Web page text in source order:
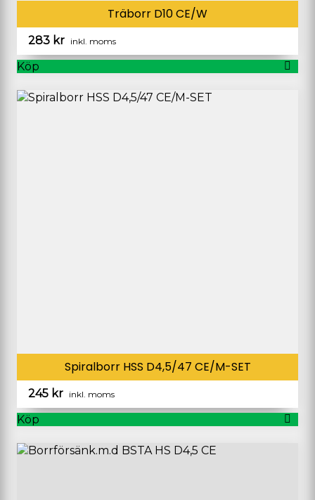
Träborr D10 CE/W
283 kr inkl. moms
Köp
Spiralborr HSS D4,5/47 CE/M-SET
245 kr inkl. moms
Köp